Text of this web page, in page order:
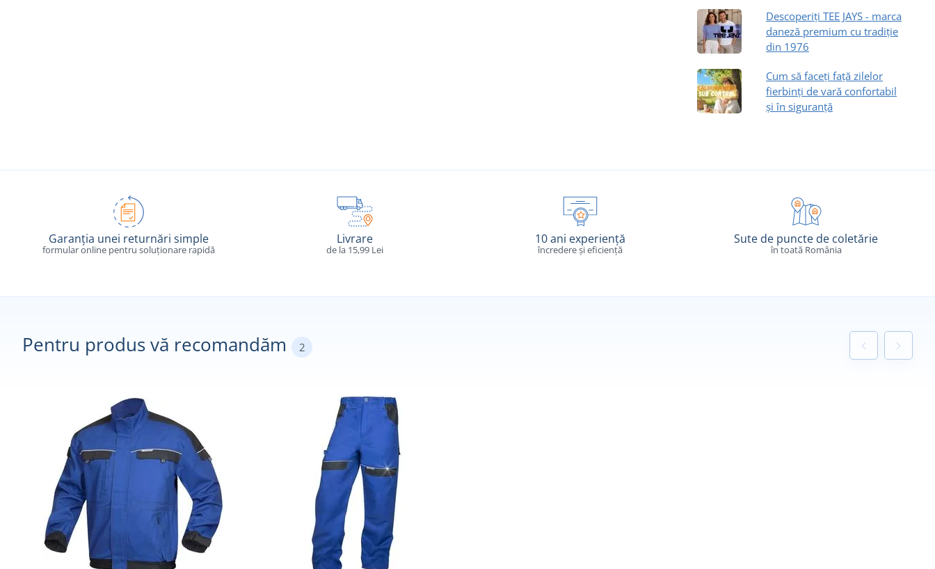
Descoperiți TEE JAYS - marca
daneză premium cu tradiție
din 1976
Cum să faceți față zilelor
fierbinți de vară confortabil
și în siguranță
Garanția unei returnări simple
formular online pentru soluționare rapidă
Livrare
de la 15,99 Lei
10 ani experiență
încredere și eficiență
Sute de puncte de coletărie
în toată România
Pentru produs vă recomandăm 2